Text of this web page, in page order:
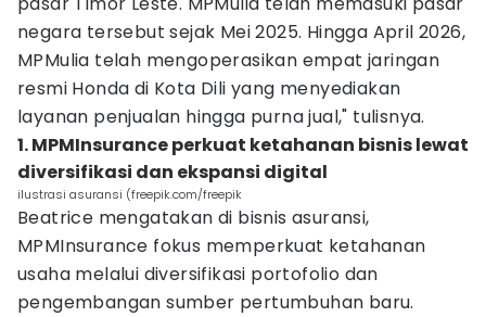
negara tersebut sejak Mei 2025. Hingga April 2026,
MPMulia telah mengoperasikan empat jaringan
resmi Honda di Kota Dili yang menyediakan
layanan penjualan hingga purna jual," tulisnya.
1. MPMInsurance perkuat ketahanan bisnis lewat
diversifikasi dan ekspansi digital
ilustrasi asuransi (freepik.com/freepik
Beatrice mengatakan di bisnis asuransi,
MPMInsurance fokus memperkuat ketahanan
usaha melalui diversifikasi portofolio dan
pengembangan sumber pertumbuhan baru.